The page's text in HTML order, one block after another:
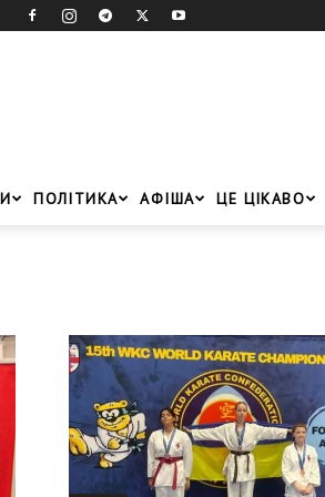
ПОЛІТИКА АФІША ЦЕ ЦІКАВО